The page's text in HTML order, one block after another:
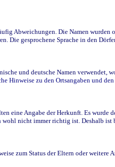
Abweichungen. Die Namen
Die gesprochene Sprache in den
und deutsche Namen verwendet,
Hinweise zu den Ortsangaben und
eine Angabe der Herkunft. Es
nicht immer richtig ist. Deshalb
zum Status der Eltern oder weitere